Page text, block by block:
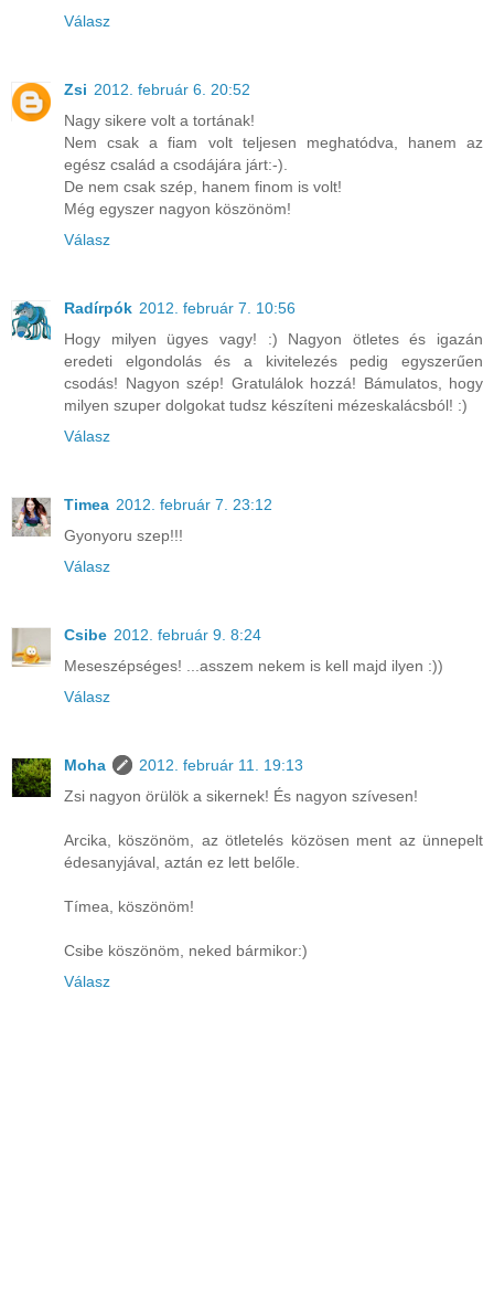
Válasz
Zsi 2012. február 6. 20:52
Nagy sikere volt a tortának!
Nem csak a fiam volt teljesen meghatódva, hanem az
egész család a csodájára járt:-).
De nem csak szép, hanem finom is volt!
Még egyszer nagyon köszönöm!
Válasz
Radírpók 2012. február 7. 10:56
Hogy milyen ügyes vagy! :) Nagyon ötletes és igazán
eredeti elgondolás és a kivitelezés pedig egyszerűen
csodás! Nagyon szép! Gratulálok hozzá! Bámulatos, hogy
milyen szuper dolgokat tudsz készíteni mézeskalácsból! :)
Válasz
Timea 2012. február 7. 23:12
Gyonyoru szep!!!
Válasz
Csibe 2012. február 9. 8:24
Meseszépséges! ...asszem nekem is kell majd ilyen :))
Válasz
Moha
2012. február 11. 19:13
Zsi nagyon örülök a sikernek! És nagyon szívesen!
Arcika, köszönöm, az ötletelés közösen ment az ünnepelt
édesanyjával, aztán ez lett belőle.
Tímea, köszönöm!
Csibe köszönöm, neked bármikor:)
Válasz